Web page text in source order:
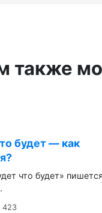
также
будет — как
что будет» пишется
423